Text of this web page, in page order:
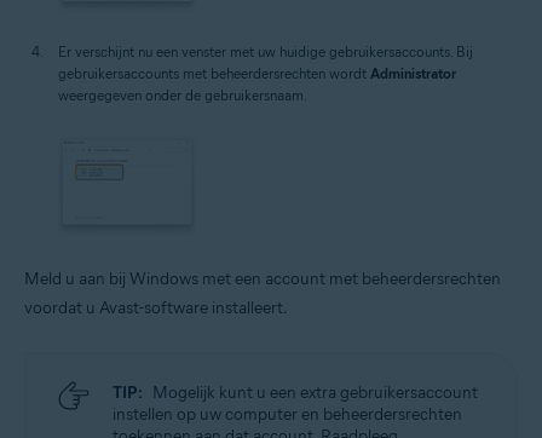
Er verschijnt nu een venster met uw huidige gebruikersaccounts. Bij
gebruikersaccounts met beheerdersrechten wordt Administrator
weergegeven onder de gebruikersnaam.
Meld u aan bij Windows met een account met beheerdersrechten
voordat u Avast-software installeert.
TIP: Mogelijk kunt u een extra gebruikersaccount
instellen op uw computer en beheerdersrechten